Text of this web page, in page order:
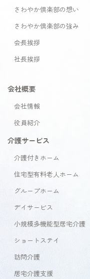
さわやか倶楽部の想い
さわやか倶楽部の強み
会長挨拶
社長挨拶
会社概要
会社情報
役員紹介
介護サービス
介護付きホーム
住宅型有料老人ホーム
グループホーム
デイサービス
小規模多機能型居宅介護
ショートステイ
訪問介護
居宅介護支援